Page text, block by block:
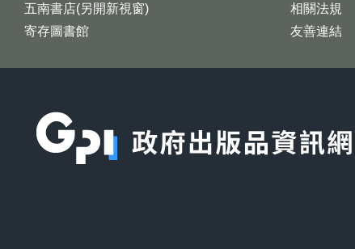
五南書店(另開新視窗)
寄存圖書館
相關法規
友善連結